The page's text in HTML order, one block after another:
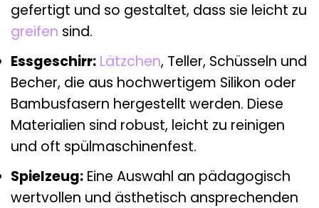
gefertigt und so gestaltet, dass sie leicht zu
greifen sind.
Essgeschirr: Lätzchen, Teller, Schüsseln und
Becher, die aus hochwertigem Silikon oder
Bambusfasern hergestellt werden. Diese
Materialien sind robust, leicht zu reinigen
und oft spülmaschinenfest.
Spielzeug: Eine Auswahl an pädagogisch
wertvollen und ästhetisch ansprechenden